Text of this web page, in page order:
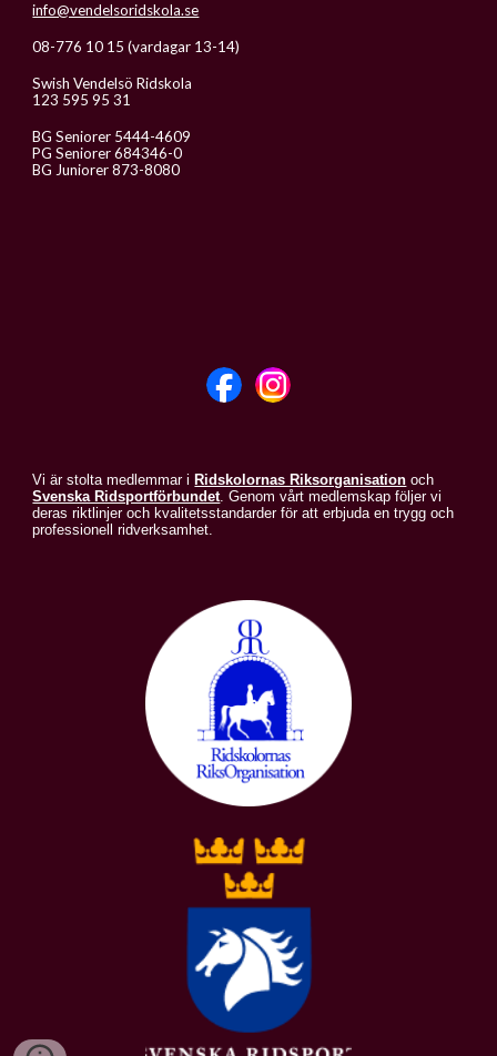
info@vendelsoridskola.se
08-776 10 15 (vardagar 13-14)
Swish Vendelsö Ridskola
123 595 95 31
BG Seniorer 5444-4609
PG Seniorer 684346-0
BG Juniorer 873-8080
Vi är stolta medlemmar i Ridskolornas Riksorganisation och
Svenska Ridsportförbundet. Genom vårt medlemskap följer vi
deras riktlinjer och kvalitetsstandarder för att erbjuda en trygg och
professionell ridverksamhet.